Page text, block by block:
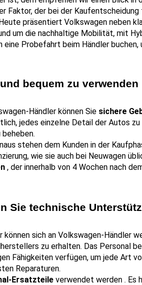
Faktor, der bei der
präsentiert Volkswagen neben
um die nachhaltige Mobilität, mit
eine Probefahrt beim Händler
bequem zu verwenden
Händler können Sie sichere
jedes einzelne Detail der Autos
beheben.
stehen dem Kunden in der
wie sie auch bei Neuwagen
, der innerhalb von 4 Wochen nach
Sie technische
können sich an Volkswagen-Händler
zu erhalten. Das Personal
Fähigkeiten verfügen, um jede Art
Reparaturen.
Ersatzteile verwendet werden . Es